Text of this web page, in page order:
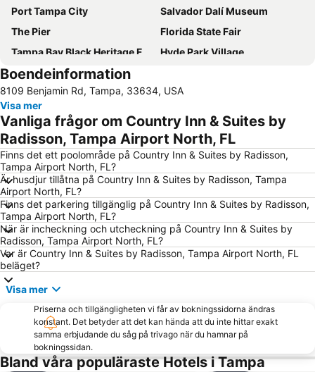
Port Tampa City
Salvador Dalí Museum
The Pier
Florida State Fair
Tampa Bay Black Heritage Festival
Hyde Park Village
Clearwater Marine Aquarium
Lowry Park Zoo
Downtown
North Hyde Park
University Square
VM Ybor
Florence Villa - Beasley - Oak Park
Boendeinformation
8109 Benjamin Rd, Tampa, 33634, USA
Visa mer
Vanliga frågor om Country Inn & Suites by
Radisson, Tampa Airport North, FL
Finns det ett poolområde på Country Inn & Suites by Radisson,
Tampa Airport North, FL?
Är husdjur tillåtna på Country Inn & Suites by Radisson, Tampa
Airport North, FL?
Finns det parkering tillgänglig på Country Inn & Suites by Radisson,
Tampa Airport North, FL?
När är incheckning och utcheckning på Country Inn & Suites by
Radisson, Tampa Airport North, FL?
Var är Country Inn & Suites by Radisson, Tampa Airport North, FL
beläget?
Visa mer
Priserna och tillgängligheten vi får av bokningssidorna ändras
konstant. Det betyder att det kan hända att du inte hittar exakt
samma erbjudande du såg på trivago när du hamnar på
bokningssidan.
Bland våra populäraste Hotels i Tampa